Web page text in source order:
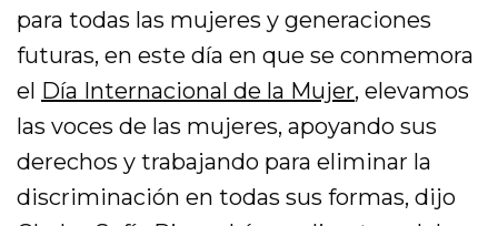
para todas las mujeres y generaciones
futuras, en este día en que se conmemora
el
Día Internacional de la Mujer, elevamos
las voces de las mujeres, apoyando sus
derechos y trabajando para eliminar la
discriminación en todas sus formas, dijo